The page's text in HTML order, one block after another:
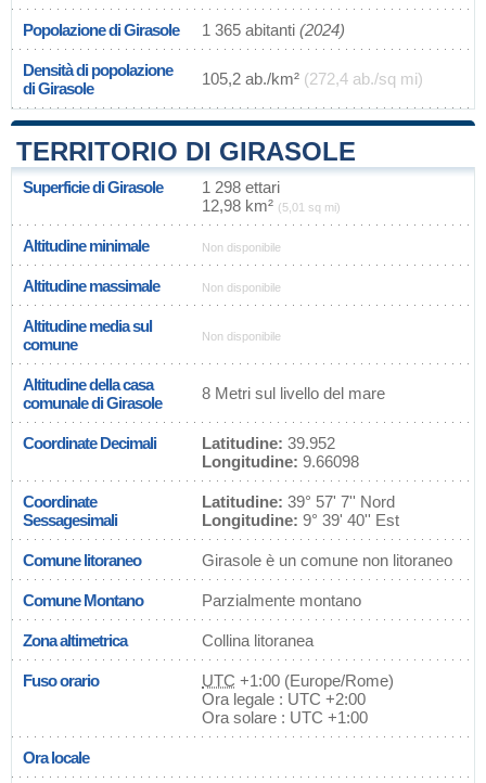
Popolazione di Girasole 1 365 abitanti (2024)
Densità di popolazione
di Girasole
105,2 ab./km² (272,4 ab./sq mi)
TERRITORIO DI GIRASOLE
Superficie di Girasole
1 298 ettari
12,98 km² (5,01 sq mi)
Altitudine minimale Non disponibile
Altitudine massimale Non disponibile
Altitudine media sul
comune
Non disponibile
Altitudine della casa
comunale di Girasole
8 Metri sul livello del mare
Coordinate Decimali Latitudine: 39.952
Longitudine: 9.66098
Coordinate
Sessagesimali
Latitudine: 39° 57' 7'' Nord
Longitudine: 9° 39' 40'' Est
Comune litoraneo Girasole è un comune non litoraneo
Comune Montano Parzialmente montano
Zona altimetrica Collina litoranea
Fuso orario UTC +1:00 (Europe/Rome)
Ora legale : UTC +2:00
Ora solare : UTC +1:00
Ora locale